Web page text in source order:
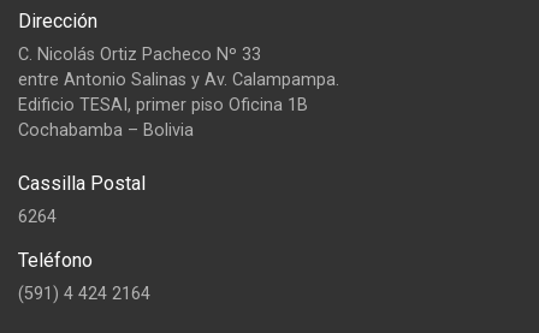
Dirección
C. Nicolás Ortiz Pacheco Nº 33
entre Antonio Salinas y Av. Calampampa.
Edificio TESAI, primer piso Oficina 1B
Cochabamba – Bolivia
Cassilla Postal
6264
Teléfono
(591) 4 424 2164